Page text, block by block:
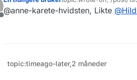
orden i eget hus-
samt kort
Å forsøker å
tenke rundt
Kort fortalt er et
Frakoblet
Sist endret av
@anne-karete-hvidsten, Likte @
topic:timeago-later,2 måneder